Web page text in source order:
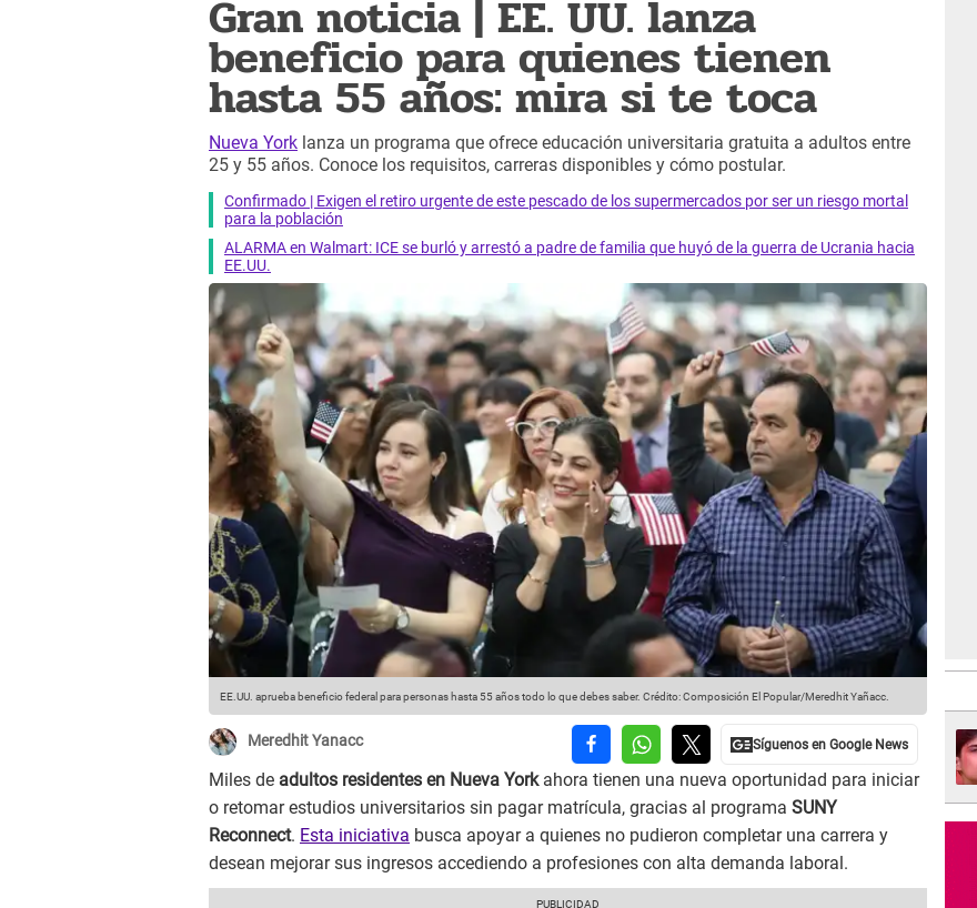
Gran noticia | EE. UU. lanza
beneficio para quienes tienen
hasta 55 años: mira si te toca
Nueva York lanza un programa que ofrece educación universitaria gratuita a adultos entre
25 y 55 años. Conoce los requisitos, carreras disponibles y cómo postular.
Confirmado | Exigen el retiro urgente de este pescado de los supermercados por ser un riesgo mortal
para la población
ALARMA en Walmart: ICE se burló y arrestó a padre de familia que huyó de la guerra de Ucrania hacia
EE.UU.
EE.UU. aprueba beneficio federal para personas hasta 55 años todo lo que debes saber. Crédito: Composición El Popular/Meredhit Yañacc.
Meredhit Yanacc
Miles de adultos residentes en Nueva York ahora tienen una nueva oportunidad para iniciar
o retomar estudios universitarios sin pagar matrícula, gracias al programa SUNY
Reconnect. Esta iniciativa busca apoyar a quienes no pudieron completar una carrera y
desean mejorar sus ingresos accediendo a profesiones con alta demanda laboral.